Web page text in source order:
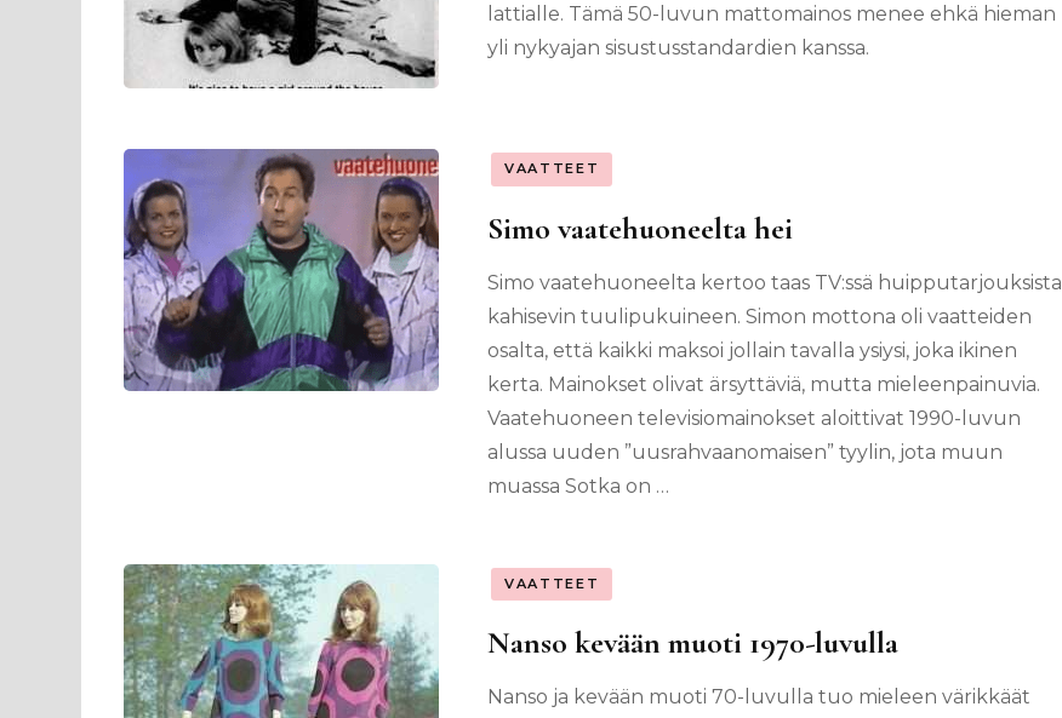
lattialle. Tämä 50-luvun mattomainos menee ehkä hieman
yli nykyajan sisustusstandardien kanssa.
VAATTEET
Simo vaatehuoneelta hei
Simo vaatehuoneelta kertoo taas TV:ssä huipputarjouksista
kahisevin tuulipukuineen. Simon mottona oli vaatteiden
osalta, että kaikki maksoi jollain tavalla ysiysi, joka ikinen
kerta. Mainokset olivat ärsyttäviä, mutta mieleenpainuvia.
Vaatehuoneen televisiomainokset aloittivat 1990-luvun
alussa uuden ”uusrahvaanomaisen” tyylin, jota muun
muassa Sotka on …
VAATTEET
Nanso kevään muoti 1970-luvulla
Nanso ja kevään muoti 70-luvulla tuo mieleen värikkäät